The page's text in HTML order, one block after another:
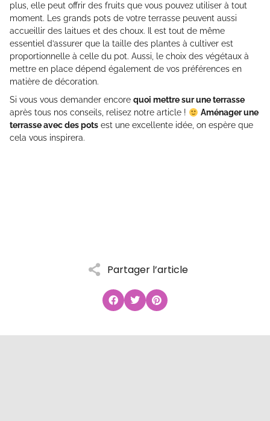
Partager l’article
plus, elle peut offrir des fruits que vous pouvez utiliser à tout
moment. Les grands pots de votre terrasse peuvent aussi
accueillir des laitues et des choux. Il est tout de même
essentiel d’assurer que la taille des plantes à cultiver est
proportionnelle à celle du pot. Aussi, le choix des végétaux à
mettre en place dépend également de vos préférences en
matière de décoration.
Si vous vous demander encore quoi mettre sur une terrasse
après tous nos conseils, relisez notre article !
Aménager une
terrasse avec des pots est une excellente idée, on espère que
cela vous inspirera.